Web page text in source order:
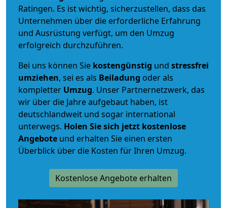
Ratingen. Es ist wichtig, sicherzustellen, dass das
Unternehmen über die erforderliche Erfahrung
und Ausrüstung verfügt, um den Umzug
erfolgreich durchzuführen.
Bei uns können Sie kostengünstig und stressfrei
umziehen, sei es als Beiladung oder als
kompletter Umzug. Unser Partnernetzwerk, das
wir über die Jahre aufgebaut haben, ist
deutschlandweit und sogar international
unterwegs. Holen Sie sich jetzt kostenlose
Angebote und erhalten Sie einen ersten
Überblick über die Kosten für Ihren Umzug.
Kostenlose Angebote erhalten